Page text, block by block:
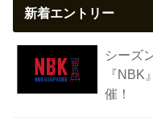
新着エントリー
シーズ
『NBK
催！